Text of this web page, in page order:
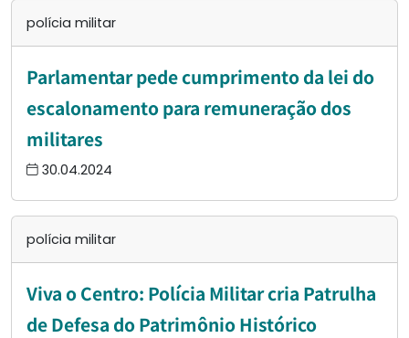
polícia militar
Parlamentar pede cumprimento da lei do
escalonamento para remuneração dos
militares
30.04.2024
polícia militar
Viva o Centro: Polícia Militar cria Patrulha
de Defesa do Patrimônio Histórico